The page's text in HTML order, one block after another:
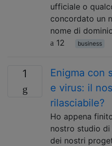
ufficiale o
concordato un
nome di
12
business
1
Enigma con
e virus: il
rilasciabile?
Ho appena
nostro studio di
dei nostri